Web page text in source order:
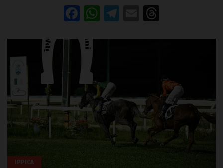
Facebook
WhatsApp
Telegram
Email
IPPICA